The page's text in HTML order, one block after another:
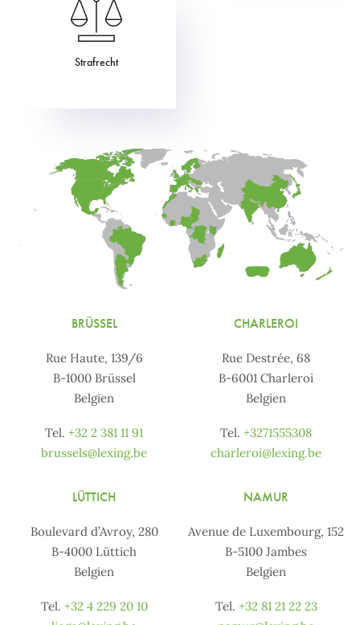
Strafrecht
BRÜSSEL
Rue Haute, 139/6
B-1000 Brüssel
Belgien
Tel. +32 2 381 11 91
brussels@lexing.be
CHARLEROI
Rue Destrée, 68
B-6001 Charleroi
Belgien
Tel. +3271555308
charleroi@lexing.be
LÜTTICH
Boulevard d’Avroy, 280
B-4000 Lüttich
Belgien
Tel. +32 4 229 20 10
NAMUR
Avenue de Luxembourg, 152
B-5100 Jambes
Belgien
Tel. +32 81 21 22 23